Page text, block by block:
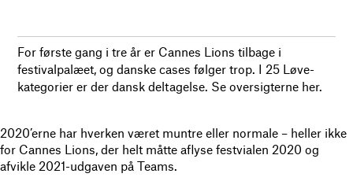
For første gang i tre år er Cannes Lions tilbage i
festivalpalæet, og danske cases følger trop. I 25 Løve-
kategorier er der dansk deltagelse. Se oversigterne her.
2020’erne har hverken været muntre eller normale – heller ikke
for Cannes Lions, der helt måtte aflyse festvialen 2020 og
afvikle 2021-udgaven på Teams.